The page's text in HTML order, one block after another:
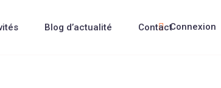
Connexion
Blog d’actualité Contact